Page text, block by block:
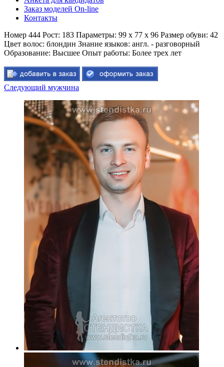
Заказ моделей On-line
Контакты
Номер 444 Рост: 183 Параметры: 99 x 77 x 96 Размер обуви: 42
Цвет волос: блондин Знание языков: англ. - разговорный
Образование: Высшее Опыт работы: Более трех лет
Следующий мужчина